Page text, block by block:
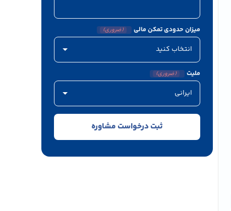
میزان حدودی تمکن مالی (ضروری)
ملیت (ضروری)